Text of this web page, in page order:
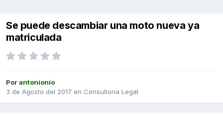
Se puede descambiar una moto nueva ya
matriculada
Porantonionio
3 de Agosto del 2017 en Consultoria Legal